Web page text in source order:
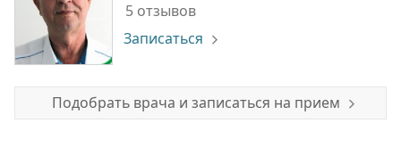
5 отзывов
Записаться
Подобрать врача и записаться на прием